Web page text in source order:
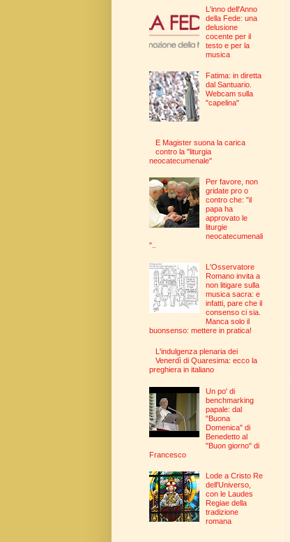
L'inno dell'Anno
della Fede: una
delusione
cocente per il
testo e per la
musica
Fatima: in diretta
dal Santuario.
Webcam sulla
"capelina"
E Magister suona la carica
contro la "liturgia
neocatecumenale"
Per favore, non
gridate pro o
contro che: "il
papa ha
approvato le
liturgie
neocatecumenali
"..
L'Osservatore
Romano invita a
non litigare sulla
musica sacra: e
infatti, pare che il
consenso ci sia.
Manca solo il
buonsenso: mettere in pratica!
L'indulgenza plenaria dei
Venerdì di Quaresima: ecco la
preghiera in italiano
Un po' di
benchmarking
papale: dal
"Buona
Domenica" di
Benedetto al
"Buon giorno" di
Francesco
Lode a Cristo Re
dell'Universo,
con le Laudes
Regiae della
tradizione
romana